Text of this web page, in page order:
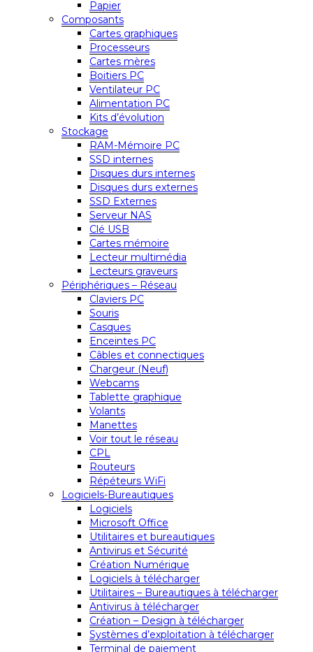
Papier
Composants
Cartes graphiques
Processeurs
Cartes mères
Boitiers PC
Ventilateur PC
Alimentation PC
Kits d’évolution
Stockage
RAM-Mémoire PC
SSD internes
Disques durs internes
Disques durs externes
SSD Externes
Serveur NAS
Clé USB
Cartes mémoire
Lecteur multimédia
Lecteurs graveurs
Périphériques – Réseau
Claviers PC
Souris
Casques
Enceintes PC
Câbles et connectiques
Chargeur (Neuf)
Webcams
Tablette graphique
Volants
Manettes
Voir tout le réseau
CPL
Routeurs
Répéteurs WiFi
Logiciels-Bureautiques
Logiciels
Microsoft Office
Utilitaires et bureautiques
Antivirus et Sécurité
Création Numérique
Logiciels à télécharger
Utilitaires – Bureautiques à télécharger
Antivirus à télécharger
Création – Design à télécharger
Systèmes d’exploitation à télécharger
Terminal de paiement